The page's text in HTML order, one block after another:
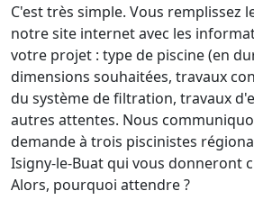
C'est très simple. Vous remplissez
notre site internet avec les
votre projet : type de piscine (en
dimensions souhaitées, travaux
du système de filtration, travaux
autres attentes. Nous
demande à trois piscinistes
Isigny-le-Buat qui vous donneront
Alors, pourquoi attendre ?